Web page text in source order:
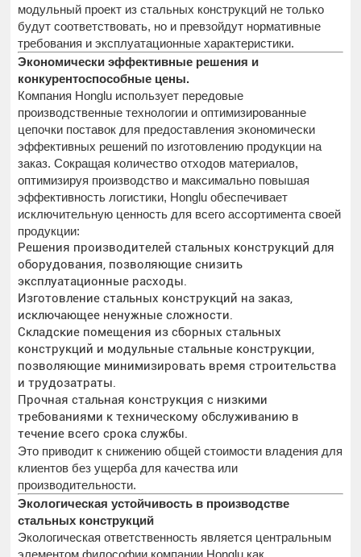
модульный проект из стальных конструкций не только
будут соответствовать, но и превзойдут нормативные
требования и эксплуатационные характеристики.
Экономически эффективные решения и
конкурентоспособные цены.
Компания Honglu использует передовые
производственные технологии и оптимизированные
цепочки поставок для предоставления экономически
эффективных решений по изготовлению продукции на
заказ. Сокращая количество отходов материалов,
оптимизируя производство и максимально повышая
эффективность логистики, Honglu обеспечивает
исключительную ценность для всего ассортимента своей
продукции:
Решения производителей стальных конструкций для
оборудования, позволяющие снизить
эксплуатационные расходы.
Изготовление стальных конструкций на заказ,
исключающее ненужные сложности.
Складские помещения из сборных стальных
конструкций и модульные стальные конструкции,
позволяющие минимизировать время строительства
и трудозатраты.
Прочная стальная конструкция с низкими
требованиями к техническому обслуживанию в
течение всего срока службы.
Это приводит к снижению общей стоимости владения для
клиентов без ущерба для качества или
производительности.
Экологическая устойчивость в производстве
стальных конструкций
Экологическая ответственность является центральным
элементом философии компании Honglu как